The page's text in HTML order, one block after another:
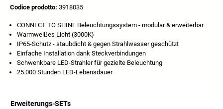
Codice prodotto: 3918035
CONNECT TO SHINE Beleuchtungssystem - modular & erweiterbar
Warmweißes Licht (3000K)
IP65-Schutz - staubdicht & gegen Strahlwasser geschützt
Einfache Installation dank Steckverbindungen
Schwenkbare LED-Strahler für gezielte Beleuchtung
25.000 Stunden LED-Lebensdauer
Erweiterungs-SETs